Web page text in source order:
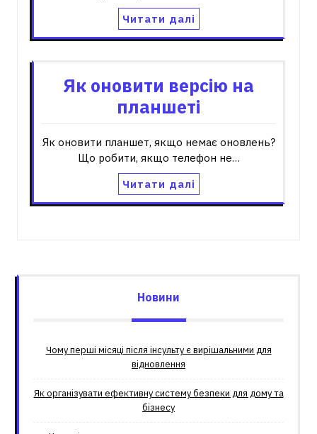
Читати далі
Як оновити версію на
планшеті
Як оновити планшет, якщо немає оновлень?
Що робити, якщо телефон не…
Читати далі
Новини
Чому перші місяці після інсульту є вирішальними для
відновлення
Як організувати ефективну систему безпеки для дому та
бізнесу